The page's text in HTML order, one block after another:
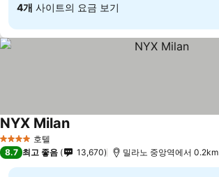
4개 사이트의 요금 보기
4 성급 호텔
NYX Milan
8.7 최고 좋음 13,670 밀라노 중앙역에서 0.2km